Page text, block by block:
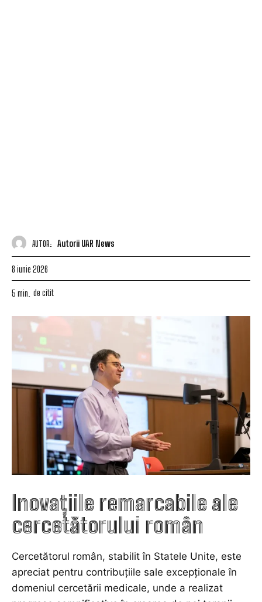
AUTOR: Autorii UAR News
8 iunie 2026
5 min. de citit
Inovațiile remarcabile ale
cercetătorului român
Cercetătorul român, stabilit în Statele Unite, este
apreciat pentru contribuțiile sale excepționale în
domeniul cercetării medicale, unde a realizat